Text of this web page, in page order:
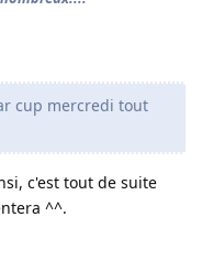
cup mercredi tout
c'est tout de suite
^^.